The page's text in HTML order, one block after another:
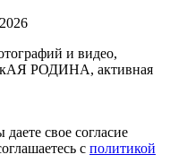
и видео,
РОДИНА, активная
свое согласие
с политикой